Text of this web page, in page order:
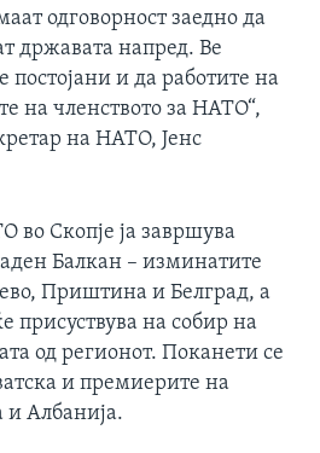
одговорност заедно да
државата напред. Ве
постојани и да работите на
на членството за НАТО“,
на НАТО, Јенс
во Скопје ја завршува
Балкан – изминатите
Приштина и Белград, а
присуствува на собир на
од регионот. Поканети се
и премиерите на
и Албанија.